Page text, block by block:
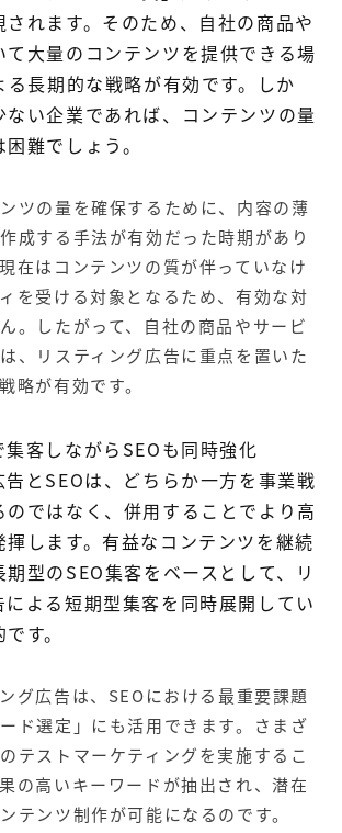
されます。そのため、自社の商品や
て大量のコンテンツを提供できる場
る長期的な戦略が有効です。しか
ない企業であれば、コンテンツの量
難でしょう。
ツの量を確保するために、内容の薄
成する手法が有効だった時期があり
在はコンテンツの質が伴っていなけ
を受ける対象となるため、有効な対
。したがって、自社の商品やサービ
、リスティング広告に重点を置いた
略が有効です。
集客しながらSEOも同時強化
告とSEOは、どちらか一方を事業戦
のではなく、併用することでより高
揮します。有益なコンテンツを継続
型のSEO集客をベースとして、リ
による短期型集客を同時展開してい
す。
グ広告は、SEOにおける最重要課題
ド選定」にも活用できます。さまざ
テストマーケティングを実施するこ
の高いキーワードが抽出され、潜在
テンツ制作が可能になるのです。